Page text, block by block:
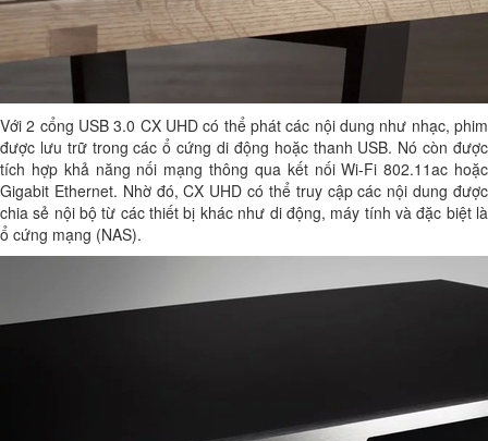
Với 2 cổng USB 3.0 CX UHD có thể phát các nội dung như nhạc, phim
được lưu trữ trong các ổ cứng di động hoặc thanh USB. Nó còn được
tích hợp khả năng nối mạng thông qua kết nối Wi-Fi 802.11ac hoặc
Gigabit Ethernet. Nhờ đó, CX UHD có thể truy cập các nội dung được
chia sẻ nội bộ từ các thiết bị khác như di động, máy tính và đặc biệt là
ổ cứng mạng (NAS).